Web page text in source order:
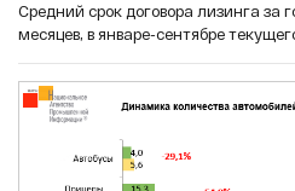
Средний срок договора лизинга за
месяцев, в январе-сентябре